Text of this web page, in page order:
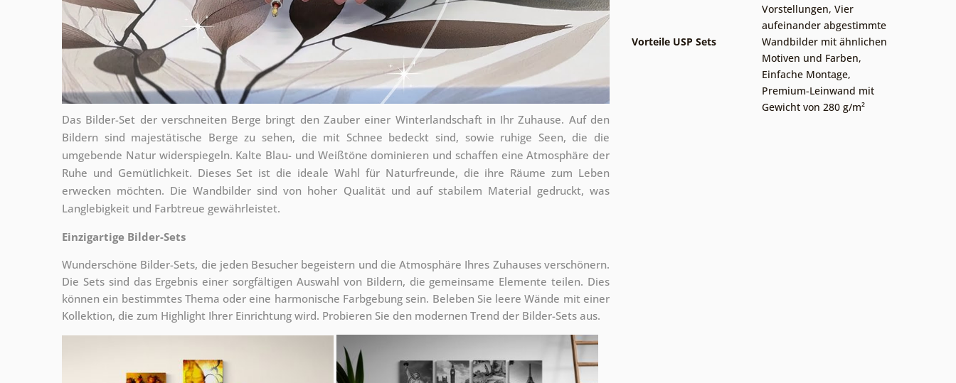
Das Bilder-Set der verschneiten Berge bringt den Zauber einer Winterlandschaft in Ihr Zuhause. Auf den
Bildern sind majestätische Berge zu sehen, die mit Schnee bedeckt sind, sowie ruhige Seen, die die
umgebende Natur widerspiegeln. Kalte Blau- und Weißtöne dominieren und schaffen eine Atmosphäre der
Ruhe und Gemütlichkeit. Dieses Set ist die ideale Wahl für Naturfreunde, die ihre Räume zum Leben
erwecken möchten. Die Wandbilder sind von hoher Qualität und auf stabilem Material gedruckt, was
Langlebigkeit und Farbtreue gewährleistet.
Einzigartige Bilder-Sets
Wunderschöne Bilder-Sets, die jeden Besucher begeistern und die Atmosphäre Ihres Zuhauses verschönern.
Die Sets sind das Ergebnis einer sorgfältigen Auswahl von Bildern, die gemeinsame Elemente teilen. Dies
können ein bestimmtes Thema oder eine harmonische Farbgebung sein. Beleben Sie leere Wände mit einer
Kollektion, die zum Highlight Ihrer Einrichtung wird. Probieren Sie den modernen Trend der Bilder-Sets aus.
Vorteile USP Sets
Vorstellungen, Vier
aufeinander abgestimmte
Wandbilder mit ähnlichen
Motiven und Farben,
Einfache Montage,
Premium-Leinwand mit
Gewicht von 280 g/m²